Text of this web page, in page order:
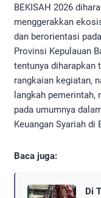
BEKISAH 2026
menggerakkan
dan berorientasi
Provinsi Kepulauan
tentunya diharapkan
rangkaian kegiatan,
langkah
pada umumnya
Keuangan Syariah di
Baca juga:
Di